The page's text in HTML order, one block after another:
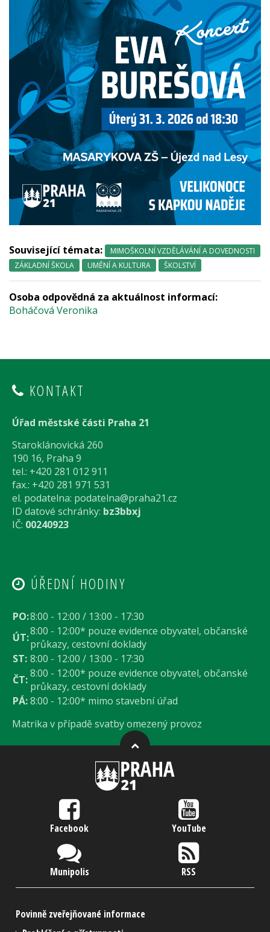
Související témata:
MIMOŠKOLNÍ VZDĚLÁVÁNÍ A DOVEDNOSTI
ZÁKLADNÍ ŠKOLA
UMĚNÍ A KULTURA ŠKOLSTVÍ
Osoba odpovědná za aktuálnost informací:
Boháčová Veronika
KONTAKT
Úřad městské části Praha 21
Staroklánovická 260
190 16, Praha 9
tel.: +420 281 012 911
fax.: +420 281 971 531
el. podatelna: podatelna@praha21.cz
ID datové schránky: bz3bbxj
IČ: 00240923
ÚŘEDNÍ HODINY
PO:8:00 - 12:00 / 13:00 - 17:30
ÚT:8:00 - 12:00* pouze evidence obyvatel, občanské
průkazy, cestovní doklady
ST: 8:00 - 12:00 / 13:00 - 17:30
ČT:8:00 - 12:00* pouze evidence obyvatel, občanské
průkazy, cestovní doklady
PÁ:8:00 - 12:00* mimo stavební úřad
Matrika v případě svatby omezený provoz
Facebook YouTube
Munipolis RSS
Povinně zveřejňované informace